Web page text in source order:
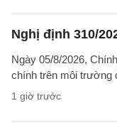
Nghị định 310/
Ngày 05/8/2026,
chính trên môi trường
1 giờ trước